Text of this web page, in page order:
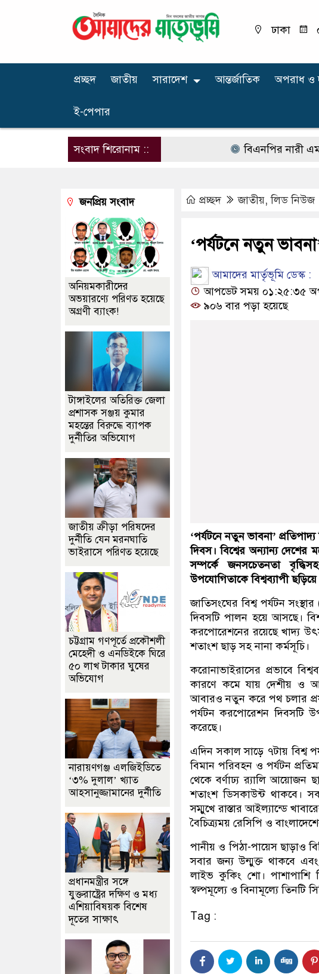
ঢাকা
প্রচ্ছদ জাতীয় সারাদেশ আন্তর্জাতিক অপরাধ ‍ও
ই-পেপার
সংবাদ শিরোনাম :: বিএনপির নারী
প্রচ্ছদ জাতীয়,লিড নিউজ
‘পর্যটনে নতুন
আমাদের মার্তৃভূমি ডেস্ক :
আপডেট সময় ০১:২৫:৩৫
৯০৬ বার পড়া হয়েছে
‘পর্যটনে নতুন ভাবনা’
দিবস। বিশ্বের অন্যান্য দেশের
সম্পর্কে জনসচেতনতা
উপযোগিতাকে বিশ্বব্যাপী
জাতিসংঘের বিশ্ব পর্যটন
দিবসটি পালন হয়ে আসছে।
করপোরেশনের রয়েছে খাদ্য
শতাংশ ছাড় সহ নানা কর্মসূচি।
করোনাভাইরাসের প্রভাবে
কারণে কমে যায় দেশীয় ও
আবারও নতুন করে পথ চলার
পর্যটন করপোরেশন দিবসটি
করেছে।
এদিন সকাল সাড়ে ৭টায় বিশ্ব
বিমান পরিবহন ও পর্যটন
থেকে বর্ণাঢ্য র‍্যালি আয়োজন
শতাংশ ডিসকাউন্ট থাকবে।
সম্মুখে রাস্তার আইল্যান্ডে
বৈচিত্র্যময় রেসিপি ও
পানীয় ও পিঠা-পায়েস ছাড়াও
সবার জন্য উন্মুক্ত থাকবে
লাইভ কুকিং শো। পাশাপাশি
স্বল্পমূল্যে ও বিনামূল্যে তিনটি
Tag :
জনপ্রিয় সংবাদ
অনিয়মকারীদের
অভয়ারণ্যে পরিণত হয়েছে
অগ্রণী ব্যাংক!
টাঙ্গাইলের অতিরিক্ত জেলা
প্রশাসক সঞ্জয় কুমার
মহন্তের বিরুদ্ধে ব্যাপক
দুর্নীতির অভিযোগ
জাতীয় ক্রীড়া পরিষদের
দুর্নীতি যেন মরনঘাতি
ভাইরাসে পরিণত হয়েছে
চট্টগ্রাম গণপূর্তে প্রকৌশলী
মেহেদী ও এনডিইকে ঘিরে
৫০ লাখ টাকার ঘুষের
অভিযোগ
নারায়ণগঞ্জ এলজিইডিতে
‘৩% দুলাল’ খ্যাত
আহসানুজ্জামানের দুর্নীতি
প্রধানমন্ত্রীর সঙ্গে
যুক্তরাষ্ট্রের দক্ষিণ ও মধ্য
এশিয়াবিষয়ক বিশেষ
দূতের সাক্ষাৎ